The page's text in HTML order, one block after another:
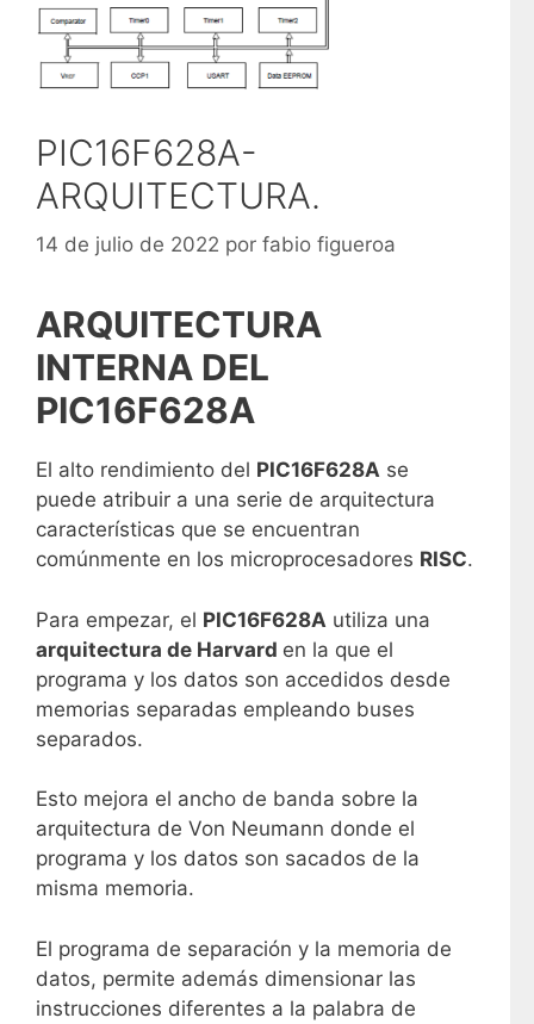
PIC16F628A-
ARQUITECTURA.
14 de julio de 2022 por fabio figueroa
ARQUITECTURA
INTERNA DEL
PIC16F628A
El alto rendimiento del PIC16F628A se
puede atribuir a una serie de arquitectura
características que se encuentran
comúnmente en los microprocesadores RISC.
Para empezar, el PIC16F628A utiliza una
arquitectura de Harvard en la que el
programa y los datos son accedidos desde
memorias separadas empleando buses
separados.
Esto mejora el ancho de banda sobre la
arquitectura de Von Neumann donde el
programa y los datos son sacados de la
misma memoria.
El programa de separación y la memoria de
datos, permite además dimensionar las
instrucciones diferentes a la palabra de